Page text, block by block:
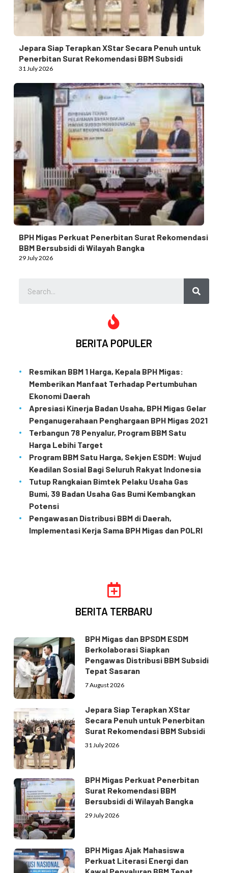
Jepara Siap Terapkan XStar Secara Penuh untuk
Penerbitan Surat Rekomendasi BBM Subsidi
31 July 2026
BPH Migas Perkuat Penerbitan Surat Rekomendasi
BBM Bersubsidi di Wilayah Bangka
29 July 2026
BERITA POPULER
Resmikan BBM 1 Harga, Kepala BPH Migas:
Memberikan Manfaat Terhadap Pertumbuhan
Ekonomi Daerah
Apresiasi Kinerja Badan Usaha, BPH Migas Gelar
Penganugerahaan Penghargaan BPH Migas 2021
Terbangun 78 Penyalur, Program BBM Satu
Harga Lebihi Target
Program BBM Satu Harga, Sekjen ESDM: Wujud
Keadilan Sosial Bagi Seluruh Rakyat Indonesia
Tutup Rangkaian Bimtek Pelaku Usaha Gas
Bumi, 39 Badan Usaha Gas Bumi Kembangkan
Potensi
Pengawasan Distribusi BBM di Daerah,
Implementasi Kerja Sama BPH Migas dan POLRI
BERITA TERBARU
BPH Migas dan BPSDM ESDM
Berkolaborasi Siapkan
Pengawas Distribusi BBM Subsidi
Tepat Sasaran
7 August 2026
Jepara Siap Terapkan XStar
Secara Penuh untuk Penerbitan
Surat Rekomendasi BBM Subsidi
31 July 2026
BPH Migas Perkuat Penerbitan
Surat Rekomendasi BBM
Bersubsidi di Wilayah Bangka
29 July 2026
BPH Migas Ajak Mahasiswa
Perkuat Literasi Energi dan